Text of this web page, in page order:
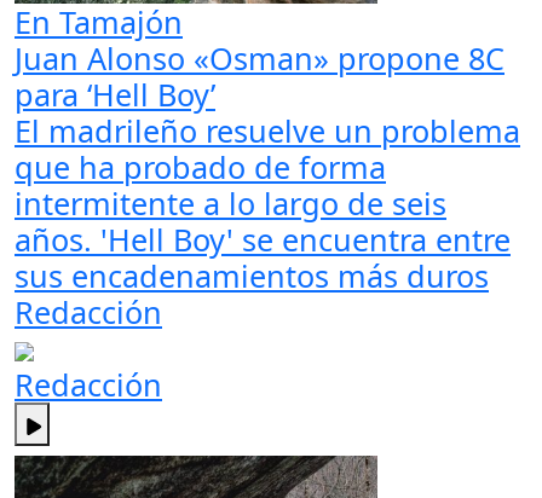
En Tamajón
Juan Alonso «Osman» propone 8C
para ‘Hell Boy’
El madrileño resuelve un problema
que ha probado de forma
intermitente a lo largo de seis
años. 'Hell Boy' se encuentra entre
sus encadenamientos más duros
Redacción
Redacción